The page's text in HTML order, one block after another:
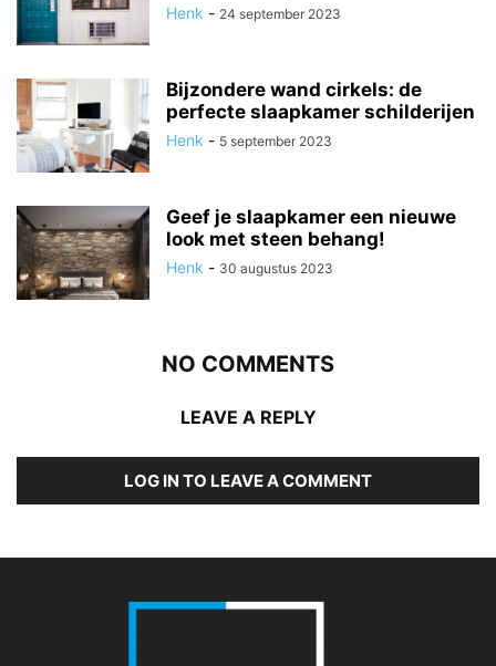
Henk - 24 september 2023
Bijzondere wand cirkels: de
perfecte slaapkamer schilderijen
Henk - 5 september 2023
Geef je slaapkamer een nieuwe
look met steen behang!
Henk - 30 augustus 2023
NO COMMENTS
LEAVE A REPLY
LOG IN TO LEAVE A COMMENT